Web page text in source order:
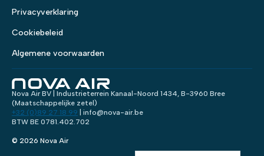
Privacyverklaring
Cookiebeleid
Algemene voorwaarden
© 2026 Nova Air
+32 (0)89 27 18 99 | info@nova-air.be
BTW BE 0781.402.702
Nova Air BV | Industrieterrein Kanaal-Noord 1434, B-3960 Bree
(Maatschappelijke zetel)